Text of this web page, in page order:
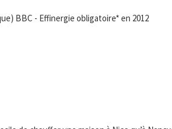
BBC - Effinergie obligatoire* en 2012